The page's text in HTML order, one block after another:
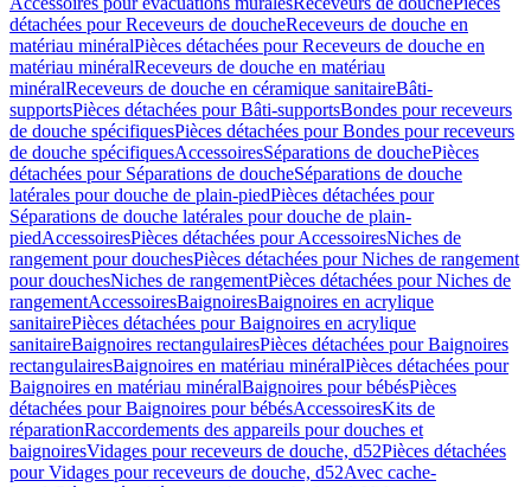
détachées pour Receveurs de doucheReceveurs de douche en
matériau minéralPièces détachées pour Receveurs de douche en
matériau minéralReceveurs de douche en matériau
minéralReceveurs de douche en céramique sanitaireBâti-
supportsPièces détachées pour Bâti-supportsBondes pour receveurs
de douche spécifiquesPièces détachées pour Bondes pour receveurs
de douche spécifiquesAccessoiresSéparations de douchePièces
détachées pour Séparations de doucheSéparations de douche
latérales pour douche de plain-piedPièces détachées pour
Séparations de douche latérales pour douche de plain-
piedAccessoiresPièces détachées pour AccessoiresNiches de
rangement pour douchesPièces détachées pour Niches de rangement
pour douchesNiches de rangementPièces détachées pour Niches de
rangementAccessoiresBaignoiresBaignoires en acrylique
sanitairePièces détachées pour Baignoires en acrylique
sanitaireBaignoires rectangulairesPièces détachées pour Baignoires
rectangulairesBaignoires en matériau minéralPièces détachées pour
Baignoires en matériau minéralBaignoires pour bébésPièces
détachées pour Baignoires pour bébésAccessoiresKits de
réparationRaccordements des appareils pour douches et
baignoiresVidages pour receveurs de douche, d52Pièces détachées
pour Vidages pour receveurs de douche, d52Avec cache-